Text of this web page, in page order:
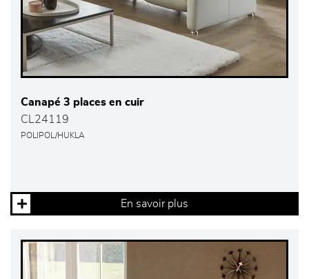
Canapé 3 places en cuir
CL24119
POLIPOL/HUKLA
En savoir plus